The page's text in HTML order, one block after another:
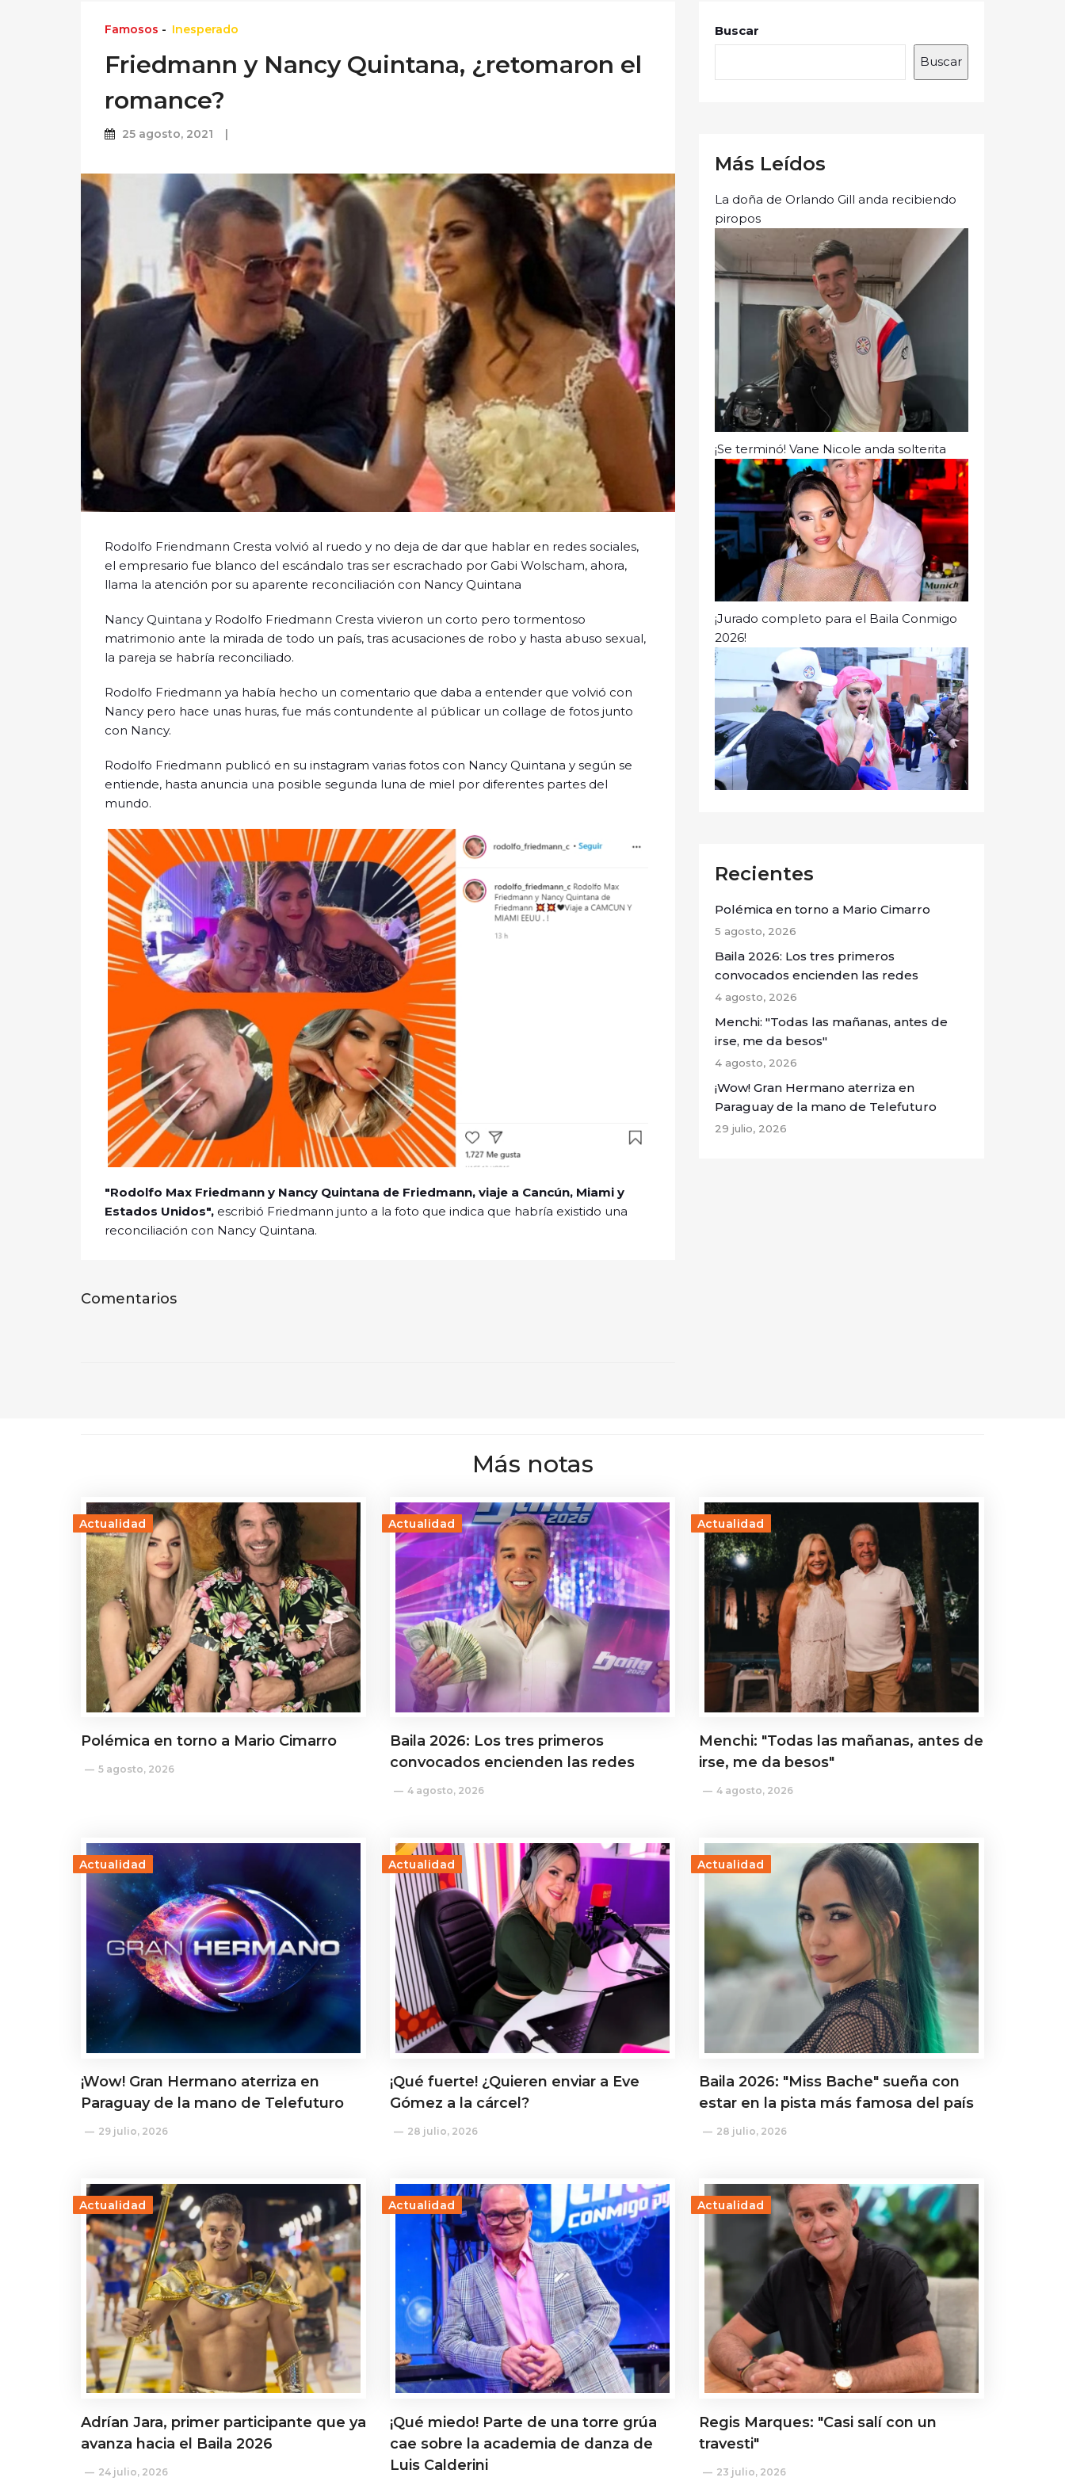
Famosos - Inesperado
Friedmann y Nancy Quintana, ¿retomaron el
romance?
25 agosto, 2021
Rodolfo Friendmann Cresta volvió al ruedo y no deja de dar que hablar en redes sociales,
el empresario fue blanco del escándalo tras ser escrachado por Gabi Wolscham, ahora,
llama la atención por su aparente reconciliación con Nancy Quintana
Nancy Quintana y Rodolfo Friedmann Cresta vivieron un corto pero tormentoso
matrimonio ante la mirada de todo un país, tras acusaciones de robo y hasta abuso sexual,
la pareja se habría reconciliado.
Rodolfo Friedmann ya había hecho un comentario que daba a entender que volvió con
Nancy pero hace unas huras, fue más contundente al públicar un collage de fotos junto
con Nancy.
Rodolfo Friedmann publicó en su instagram varias fotos con Nancy Quintana y según se
entiende, hasta anuncia una posible segunda luna de miel por diferentes partes del
mundo.
"Rodolfo Max Friedmann y Nancy Quintana de Friedmann, viaje a Cancún, Miami y
Estados Unidos", escribió Friedmann junto a la foto que indica que habría existido una
reconciliación con Nancy Quintana.
Comentarios
Buscar
Buscar
Más Leídos
La doña de Orlando Gill anda recibiendo
piropos
¡Se terminó! Vane Nicole anda solterita
¡Jurado completo para el Baila Conmigo
2026!
Recientes
Polémica en torno a Mario Cimarro
5 agosto, 2026
Baila 2026: Los tres primeros
convocados encienden las redes
4 agosto, 2026
Menchi: "Todas las mañanas, antes de
irse, me da besos"
4 agosto, 2026
¡Wow! Gran Hermano aterriza en
Paraguay de la mano de Telefuturo
29 julio, 2026
Más notas
Actualidad
Polémica en torno a Mario Cimarro
5 agosto, 2026
Actualidad
Baila 2026: Los tres primeros
convocados encienden las redes
4 agosto, 2026
Actualidad
Menchi: "Todas las mañanas, antes de
irse, me da besos"
4 agosto, 2026
Actualidad
¡Wow! Gran Hermano aterriza en
Paraguay de la mano de Telefuturo
29 julio, 2026
Actualidad
¡Qué fuerte! ¿Quieren enviar a Eve
Gómez a la cárcel?
28 julio, 2026
Actualidad
Baila 2026: "Miss Bache" sueña con
estar en la pista más famosa del país
28 julio, 2026
Actualidad
Adrían Jara, primer participante que ya
avanza hacia el Baila 2026
24 julio, 2026
Actualidad
¡Qué miedo! Parte de una torre grúa
cae sobre la academia de danza de
Luis Calderini
Actualidad
Regis Marques: "Casi salí con un
travesti"
23 julio, 2026